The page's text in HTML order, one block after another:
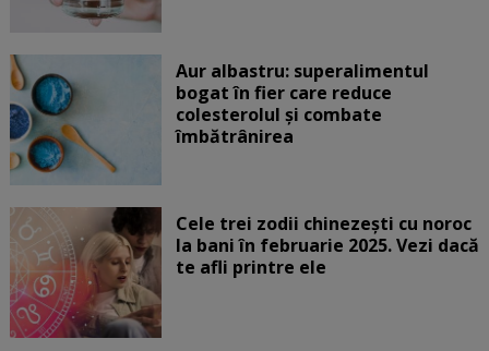
Aur albastru: superalimentul
bogat în fier care reduce
colesterolul și combate
îmbătrânirea
Cele trei zodii chinezești cu noroc
la bani în februarie 2025. Vezi dacă
te afli printre ele